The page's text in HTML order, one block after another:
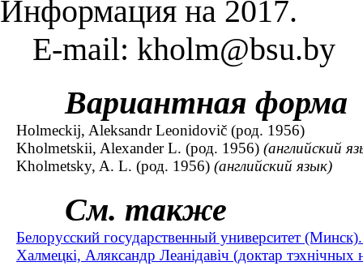
Информация на 2017.
E-mail: kholm@bsu.by
Вариантная форма
Holmeckij, Aleksandr Leonidovič (род. 1956)
Kholmetskii, Alexander L. (род. 1956) (английский
Kholmetsky, A. L. (род. 1956) (английский язык)
См. также
Белорусский государственный университет
Халмецкi, Аляксандр Леанiдавiч (доктар тэхнічных